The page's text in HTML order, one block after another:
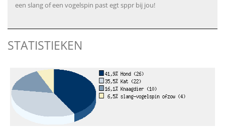
een slang of een vogelspin past egt sppr bij jou!
STATISTIEKEN